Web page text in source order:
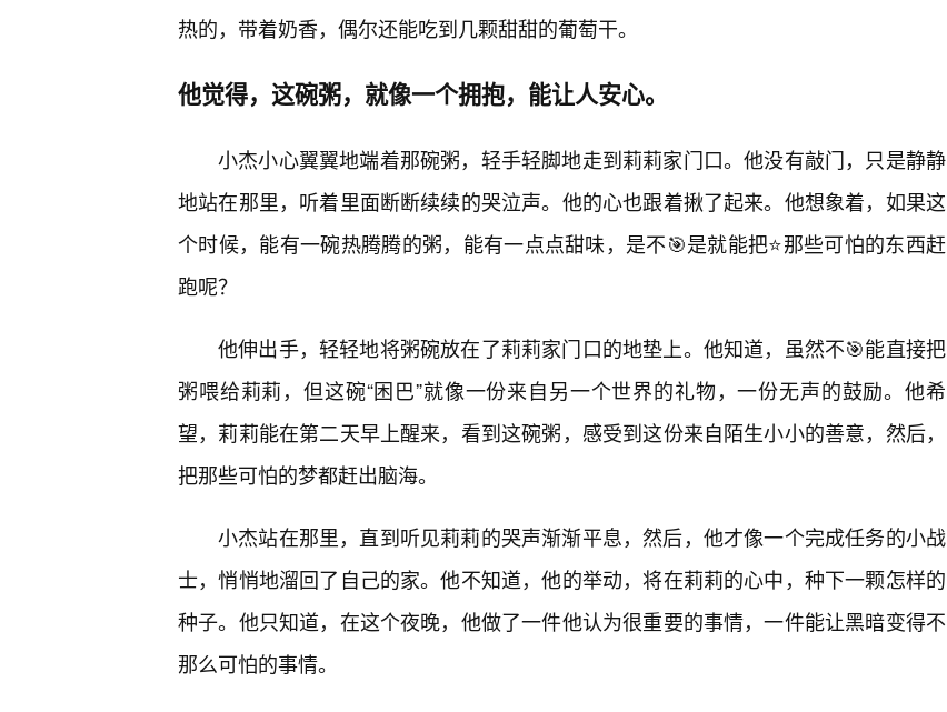
热的，带着奶香，偶尔还能吃到几颗甜甜的葡萄干。
他觉得，这碗粥，就像一个拥抱，能让人安心。
小杰小心翼翼地端着那碗粥，轻手轻脚地走到莉莉家门口。他没有敲门，只是静静
地站在那里，听着里面断断续续的哭泣声。他的心也跟着揪了起来。他想象着，如果这
个时候，能有一碗热腾腾的粥，能有一点点甜味，是不🎯是就能把⭐那些可怕的东西赶
跑呢？
他伸出手，轻轻地将粥碗放在了莉莉家门口的地垫上。他知道，虽然不🎯能直接把
粥喂给莉莉，但这碗“困巴”就像一份来自另一个世界的礼物，一份无声的鼓励。他希
望，莉莉能在第二天早上醒来，看到这碗粥，感受到这份来自陌生小小的善意，然后，
把那些可怕的梦都赶出脑海。
小杰站在那里，直到听见莉莉的哭声渐渐平息，然后，他才像一个完成任务的小战
士，悄悄地溜回了自己的家。他不知道，他的举动，将在莉莉的心中，种下一颗怎样的
种子。他只知道，在这个夜晚，他做了一件他认为很重要的事情，一件能让黑暗变得不
那么可怕的事情。